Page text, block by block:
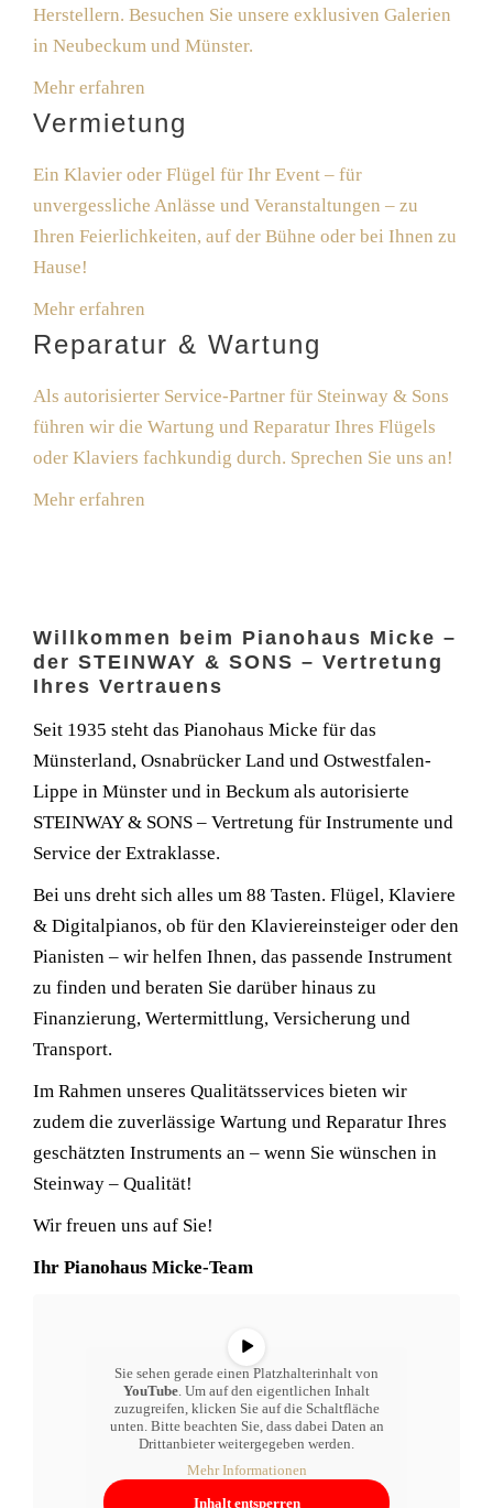
Herstellern. Besuchen Sie unsere exklusiven Galerien
in Neubeckum und Münster.
Mehr erfahren
Vermietung
Ein Klavier oder Flügel für Ihr Event – für
unvergessliche Anlässe und Veranstaltungen – zu
Ihren Feierlichkeiten, auf der Bühne oder bei Ihnen zu
Hause!
Mehr erfahren
Reparatur & Wartung
Als autorisierter Service-Partner für Steinway & Sons
führen wir die Wartung und Reparatur Ihres Flügels
oder Klaviers fachkundig durch. Sprechen Sie uns an!
Mehr erfahren
Willkommen beim Pianohaus Micke –
der STEINWAY & SONS – Vertretung
Ihres Vertrauens
Seit 1935 steht das Pianohaus Micke für das
Münsterland, Osnabrücker Land und Ostwestfalen-
Lippe in Münster und in Beckum als autorisierte
STEINWAY & SONS – Vertretung für Instrumente und
Service der Extraklasse.
Bei uns dreht sich alles um 88 Tasten. Flügel, Klaviere
& Digitalpianos, ob für den Klaviereinsteiger oder den
Pianisten – wir helfen Ihnen, das passende Instrument
zu finden und beraten Sie darüber hinaus zu
Finanzierung, Wertermittlung, Versicherung und
Transport.
Im Rahmen unseres Qualitätsservices bieten wir
zudem die zuverlässige Wartung und Reparatur Ihres
geschätzten Instruments an – wenn Sie wünschen in
Steinway – Qualität!
Wir freuen uns auf Sie!
Ihr Pianohaus Micke-Team
Sie sehen gerade einen Platzhalterinhalt von
YouTube. Um auf den eigentlichen Inhalt
zuzugreifen, klicken Sie auf die Schaltfläche
unten. Bitte beachten Sie, dass dabei Daten an
Drittanbieter weitergegeben werden.
Mehr Informationen
Inhalt entsperren